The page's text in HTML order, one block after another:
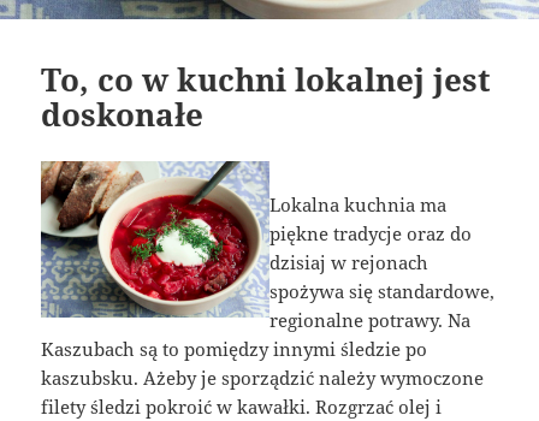
To, co w kuchni lokalnej jest
doskonałe
Lokalna kuchnia ma
piękne tradycje oraz do
dzisiaj w rejonach
spożywa się standardowe,
regionalne potrawy. Na
Kaszubach są to pomiędzy innymi śledzie po
kaszubsku. Ażeby je sporządzić należy wymoczone
filety śledzi pokroić w kawałki. Rozgrzać olej i